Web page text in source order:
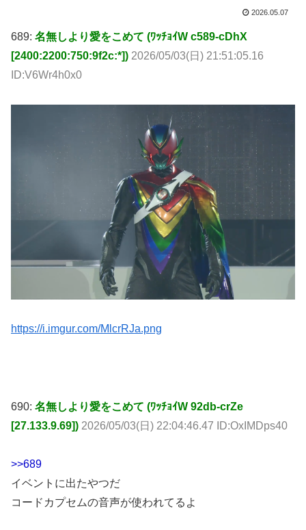
2026.05.07
689: 名無しより愛をこめて (ﾜｯﾁｮｲW c589-cDhX
[2400:2200:750:9f2c:*]) 2026/05/03(日) 21:51:05.16
ID:V6Wr4h0x0
https://i.imgur.com/MlcrRJa.png
690: 名無しより愛をこめて (ﾜｯﾁｮｲW 92db-crZe
[27.133.9.69]) 2026/05/03(日) 22:04:46.47 ID:OxIMDps40
>>689
イベントに出たやつだ
コードカプセムの音声が使われてるよ